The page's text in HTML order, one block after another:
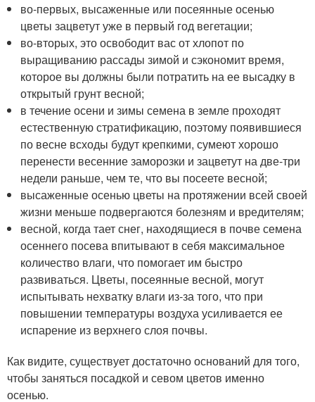
во-первых, высаженные или посеянные осенью
цветы зацветут уже в первый год вегетации;
во-вторых, это освободит вас от хлопот по
выращиванию рассады зимой и сэкономит время,
которое вы должны были потратить на ее высадку в
открытый грунт весной;
в течение осени и зимы семена в земле проходят
естественную стратификацию, поэтому появившиеся
по весне всходы будут крепкими, сумеют хорошо
перенести весенние заморозки и зацветут на две-три
недели раньше, чем те, что вы посеете весной;
высаженные осенью цветы на протяжении всей своей
жизни меньше подвергаются болезням и вредителям;
весной, когда тает снег, находящиеся в почве семена
осеннего посева впитывают в себя максимальное
количество влаги, что помогает им быстро
развиваться. Цветы, посеянные весной, могут
испытывать нехватку влаги из-за того, что при
повышении температуры воздуха усиливается ее
испарение из верхнего слоя почвы.
Как видите, существует достаточно оснований для того,
чтобы заняться посадкой и севом цветов именно
осенью.